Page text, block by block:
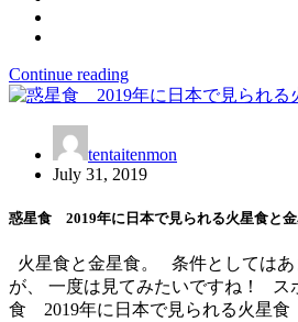
Continue reading
tentaitenmon
July 31, 2019
惑星食 2019年に日本で見られる火星食と
火星食と金星食。 条件としてはあ
が、 一度は見てみたいですね！
食 2019年に日本で見られる火星